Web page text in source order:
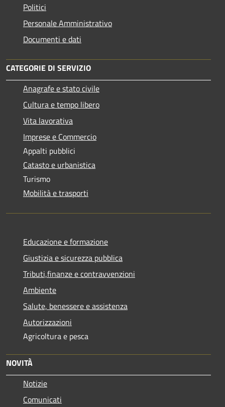
Politici
Personale Amministrativo
Documenti e dati
CATEGORIE DI SERVIZIO
Anagrafe e stato civile
Cultura e tempo libero
Vita lavorativa
Imprese e Commercio
Appalti pubblici
Catasto e urbanistica
Turismo
Mobilità e trasporti
Educazione e formazione
Giustizia e sicurezza pubblica
Tributi,finanze e contravvenzioni
Ambiente
Salute, benessere e assistenza
Autorizzazioni
Agricoltura e pesca
NOVITÀ
Notizie
Comunicati